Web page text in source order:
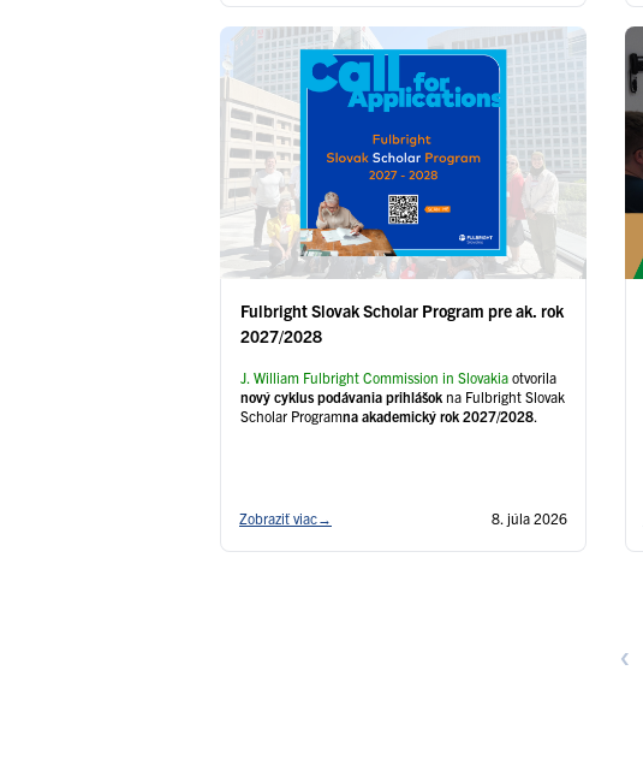
Fulbright Slovak Scholar Program pre ak. rok
2027/2028
J. William Fulbright Commission in Slovakia otvorila
nový cyklus podávania prihlášok na Fulbright Slovak
Scholar Programna akademický rok 2027/2028.
Zobraziť viac→ 8. júla 2026
‹